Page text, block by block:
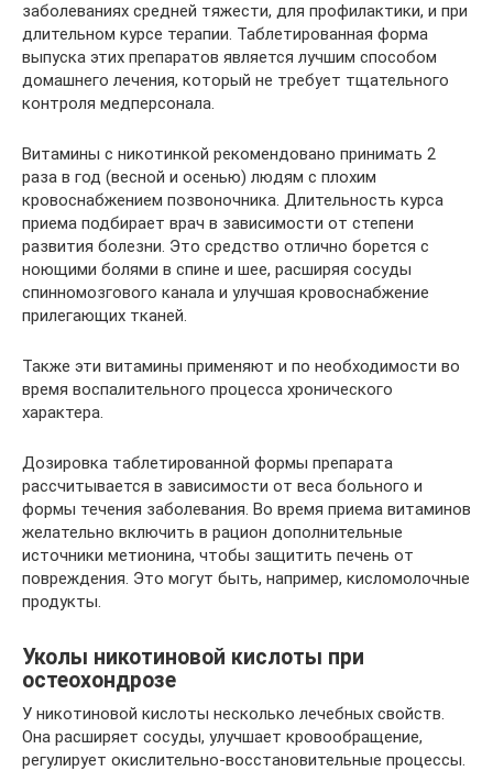
заболеваниях средней тяжести, для профилактики, и при
длительном курсе терапии. Таблетированная форма
выпуска этих препаратов является лучшим способом
домашнего лечения, который не требует тщательного
контроля медперсонала.
Витамины с никотинкой рекомендовано принимать 2
раза в год (весной и осенью) людям с плохим
кровоснабжением позвоночника. Длительность курса
приема подбирает врач в зависимости от степени
развития болезни. Это средство отлично борется с
ноющими болями в спине и шее, расширяя сосуды
спинномозгового канала и улучшая кровоснабжение
прилегающих тканей.
Также эти витамины применяют и по необходимости во
время воспалительного процесса хронического
характера.
Дозировка таблетированной формы препарата
рассчитывается в зависимости от веса больного и
формы течения заболевания. Во время приема витаминов
желательно включить в рацион дополнительные
источники метионина, чтобы защитить печень от
повреждения. Это могут быть, например, кисломолочные
продукты.
Уколы никотиновой кислоты при
остеохондрозе
У никотиновой кислоты несколько лечебных свойств.
Она расширяет сосуды, улучшает кровообращение,
регулирует окислительно-восстановительные процессы.